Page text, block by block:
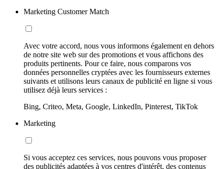
Marketing Customer Match
Avec votre accord, nous vous informons également en dehors
de notre site web sur des promotions et vous affichons des
produits pertinents. Pour ce faire, nous comparons vos
données personnelles cryptées avec les fournisseurs externes
suivants et utilisons leurs canaux de publicité en ligne si vous
utilisez déjà leurs services :
Bing, Criteo, Meta, Google, LinkedIn, Pinterest, TikTok
Marketing
Si vous acceptez ces services, nous pouvons vous proposer
des publicités adaptées à vos centres d'intérêt, des contenus